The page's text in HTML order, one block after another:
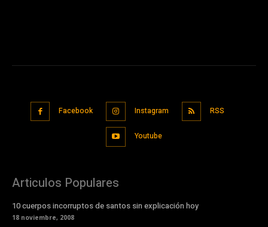
Facebook Instagram RSS
Youtube
Articulos Populares
10 cuerpos incorruptos de santos sin explicación hoy
18 noviembre, 2008